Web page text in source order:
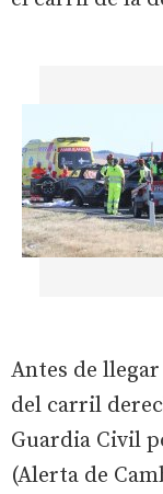
Antes de
del carril
Guardia Civil
(Alerta de